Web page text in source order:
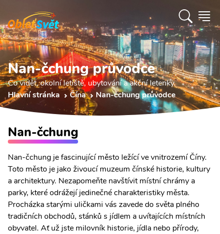
Nan-čchung průvodce
Co vidět, okolní letiště, ubytování a akční letenky.
Hlavní stránka
Čína Nan-čchung průvodce
Nan-čchung
Nan-čchung je fascinující město ležící ve vnitrozemí Číny.
Toto město je jako živoucí muzeum čínské historie, kultury
a architektury. Nezapomeňte navštívit místní chrámy a
parky, které odrážejí jedinečné charakteristiky města.
Procházka starými uličkami vás zavede do světa plného
tradičních obchodů, stánků s jídlem a uvítajících místních
obyvatel. Ať už jste milovník historie, jídla nebo přírody,